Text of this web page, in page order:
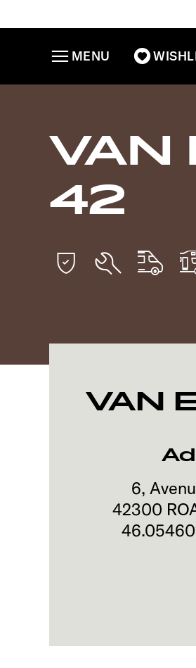
MENU
VAN
42
VAN
6,
42300